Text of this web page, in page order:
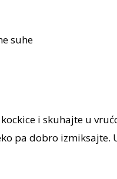
suhe
i skuhajte u
pa dobro izmiksajte.